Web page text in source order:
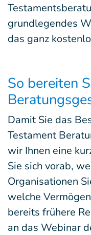
grundlegendes
das ganz
So bereiten
Damit Sie das
Testament
wir Ihnen eine
Sie sich vorab,
Organisationen
welche
bereits frühere
an das Webinar